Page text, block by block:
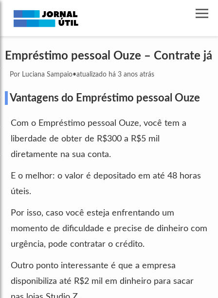
Empréstimo pessoal Ouze – Contrate já
Por Luciana Sampaio•atualizado há 3 anos atrás
Vantagens do Empréstimo pessoal Ouze
Com o Empréstimo pessoal Ouze, você tem a
liberdade de obter de R$300 a R$5 mil
diretamente na sua conta.
E o melhor: o valor é depositado em até 48 horas
úteis.
Por isso, caso você esteja enfrentando um
momento de dificuldade e precise de dinheiro com
urgência, pode contratar o crédito.
Outro ponto interessante é que a empresa
disponibiliza até R$2 mil em dinheiro para sacar